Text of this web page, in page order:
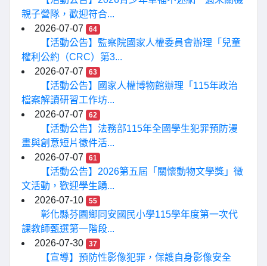
親子營隊，歡迎符合...
2026-07-07
64
【活動公告】監察院國家人權委員會辦理「兒童
權利公約（CRC）第3...
2026-07-07
63
【活動公告】國家人權博物館辦理「115年政治
檔案解讀研習工作坊...
2026-07-07
62
【活動公告】法務部115年全國學生犯罪預防漫
畫與創意短片徵件活...
2026-07-07
61
【活動公告】2026第五屆「關懷動物文學獎」徵
文活動，歡迎學生踴...
2026-07-10
55
彰化縣芬園鄉同安國民小學115學年度第一次代
課教師甄選第一階段...
2026-07-30
37
【宣導】預防性影像犯罪，保護自身影像安全